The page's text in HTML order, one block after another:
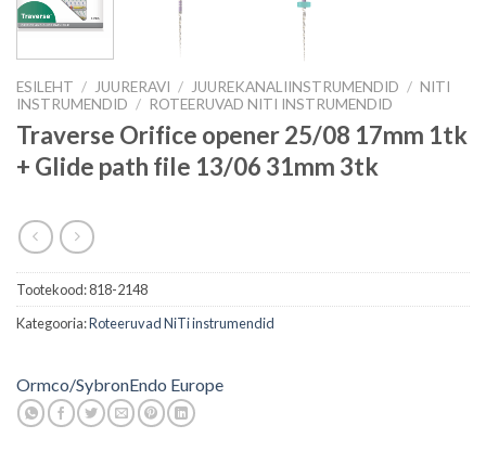
ESILEHT / JUURERAVI / JUUREKANALIINSTRUMENDID / NITI
INSTRUMENDID / ROTEERUVAD NITI INSTRUMENDID
Traverse Orifice opener 25/08 17mm 1tk
+ Glide path file 13/06 31mm 3tk
Tootekood:818-2148
Kategooria:Roteeruvad NiTi instrumendid
Ormco/SybronEndo Europe